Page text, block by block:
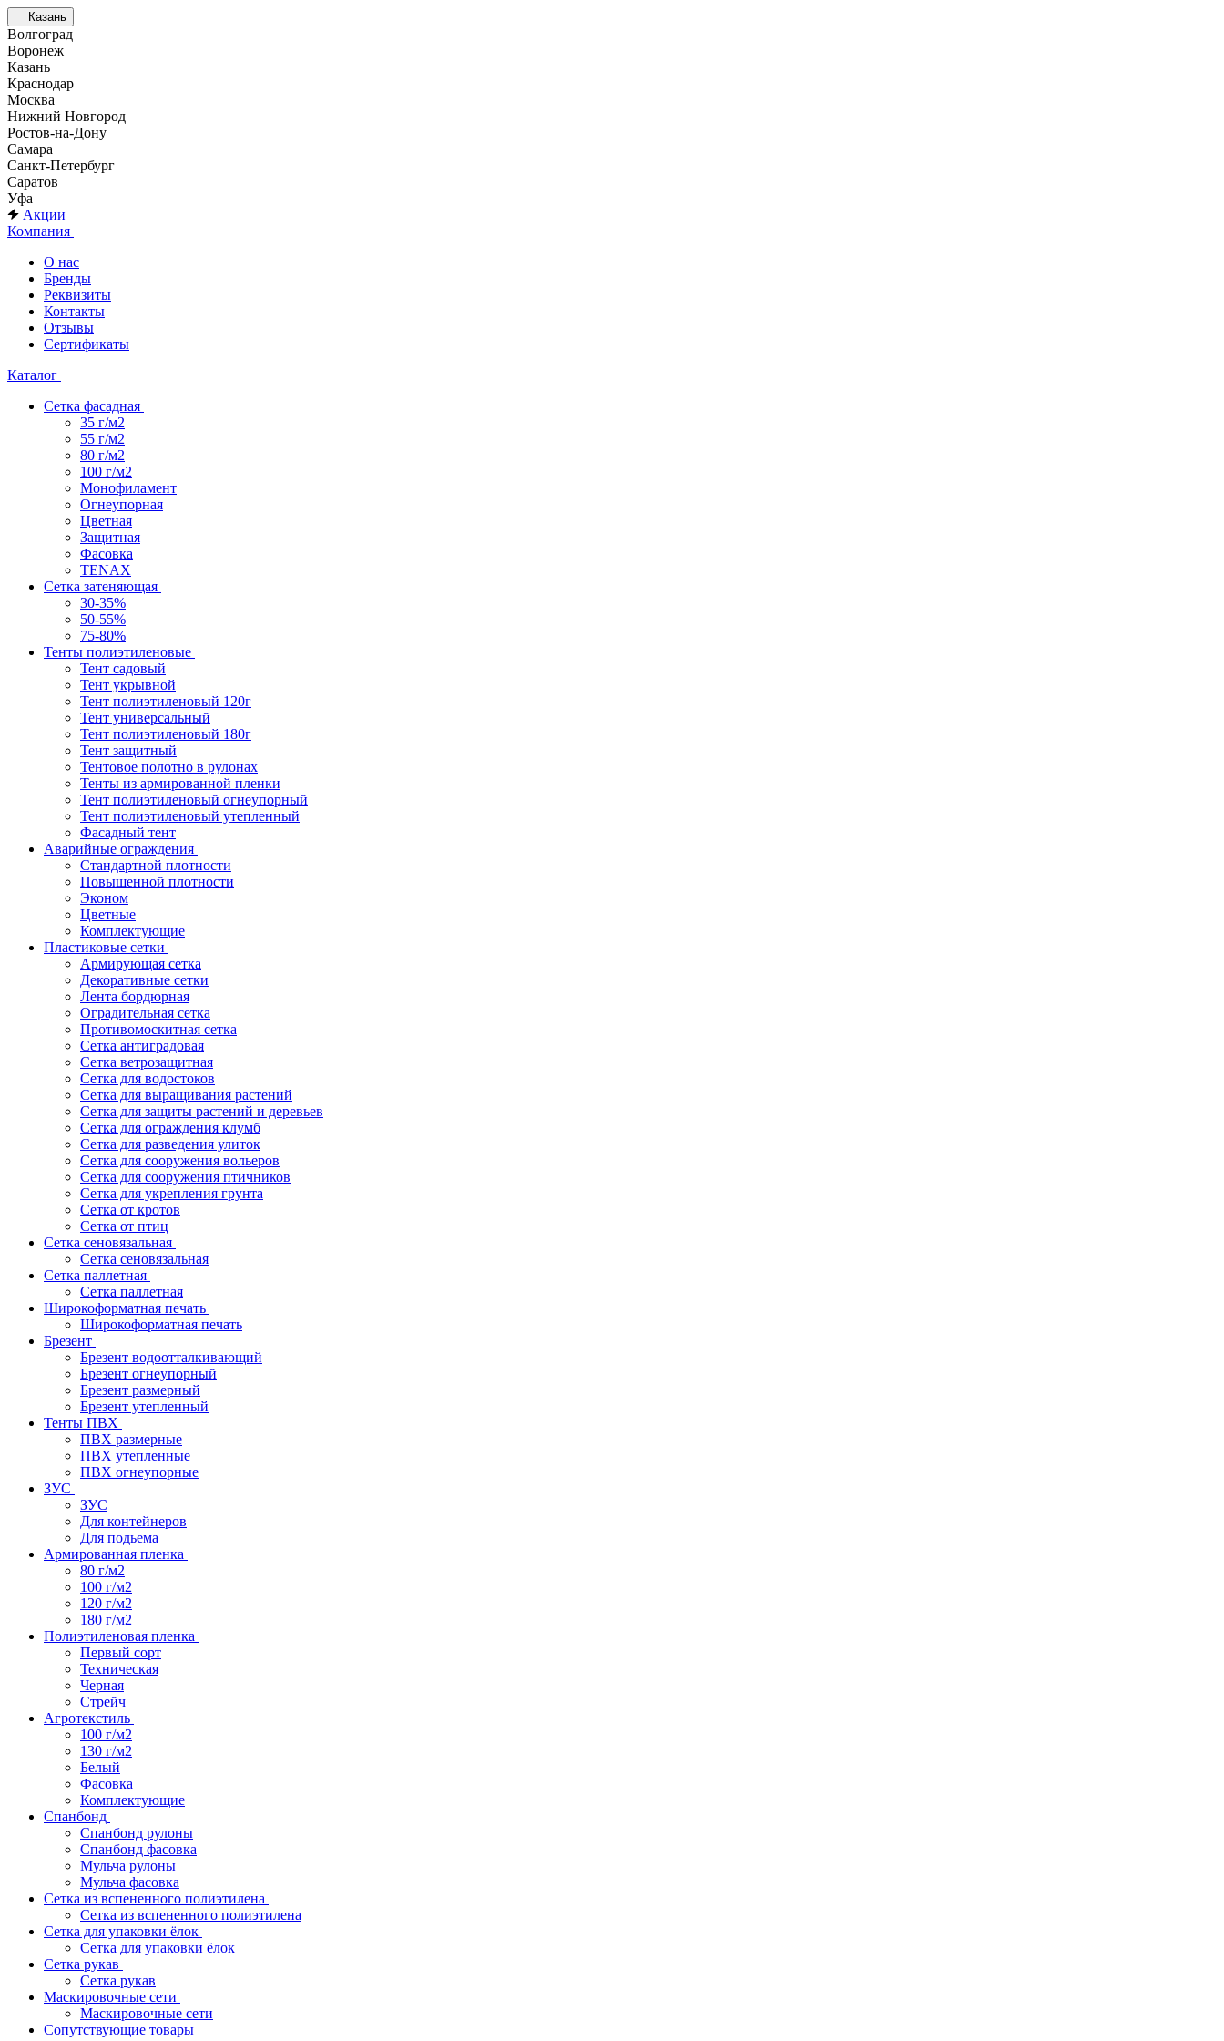
Казань
Волгоград
Воронеж
Казань
Краснодар
Москва
Нижний Новгород
Ростов-на-Дону
Самара
Санкт-Петербург
Саратов
Уфа
Акции
Компания
О нас
Бренды
Реквизиты
Контакты
Отзывы
Сертификаты
Каталог
Сетка фасадная
35 г/м2
55 г/м2
80 г/м2
100 г/м2
Монофиламент
Огнеупорная
Цветная
Защитная
Фасовка
TENAX
Сетка затеняющая
30-35%
50-55%
75-80%
Тенты полиэтиленовые
Тент садовый
Тент укрывной
Тент полиэтиленовый 120г
Тент универсальный
Тент полиэтиленовый 180г
Тент защитный
Тентовое полотно в рулонах
Тенты из армированной пленки
Тент полиэтиленовый огнеупорный
Тент полиэтиленовый утепленный
Фасадный тент
Аварийные ограждения
Стандартной плотности
Повышенной плотности
Эконом
Цветные
Комплектующие
Пластиковые сетки
Армирующая сетка
Декоративные сетки
Лента бордюрная
Оградительная сетка
Противомоскитная сетка
Сетка антиградовая
Сетка ветрозащитная
Сетка для водостоков
Сетка для выращивания растений
Сетка для защиты растений и деревьев
Сетка для ограждения клумб
Сетка для разведения улиток
Сетка для сооружения вольеров
Сетка для сооружения птичников
Сетка для укрепления грунта
Сетка от кротов
Сетка от птиц
Сетка сеновязальная
Сетка сеновязальная
Сетка паллетная
Сетка паллетная
Широкоформатная печать
Широкоформатная печать
Брезент
Брезент водоотталкивающий
Брезент огнеупорный
Брезент размерный
Брезент утепленный
Тенты ПВХ
ПВХ размерные
ПВХ утепленные
ПВХ огнеупорные
ЗУС
ЗУС
Для контейнеров
Для подьема
Армированная пленка
80 г/м2
100 г/м2
120 г/м2
180 г/м2
Полиэтиленовая пленка
Первый сорт
Техническая
Черная
Стрейч
Агротекстиль
100 г/м2
130 г/м2
Белый
Фасовка
Комплектующие
Спанбонд
Спанбонд рулоны
Спанбонд фасовка
Мульча рулоны
Мульча фасовка
Сетка из вспененного полиэтилена
Сетка из вспененного полиэтилена
Сетка для упаковки ёлок
Сетка для упаковки ёлок
Сетка рукав
Сетка рукав
Маскировочные сети
Маскировочные сети
Сопутствующие товары